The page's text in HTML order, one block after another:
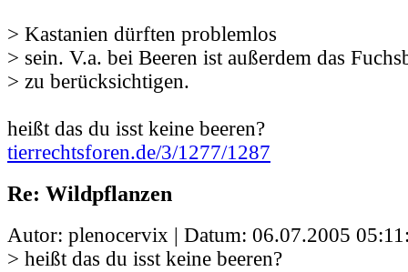
> Kastanien dürften problemlos
> sein. V.a. bei Beeren ist außerdem das
> zu berücksichtigen.
heißt das du isst keine beeren?
tierrechtsforen.de/3/1277/1287
Re: Wildpflanzen
Autor: plenocervix | Datum: 06.07.2005
> heißt das du isst keine beeren?